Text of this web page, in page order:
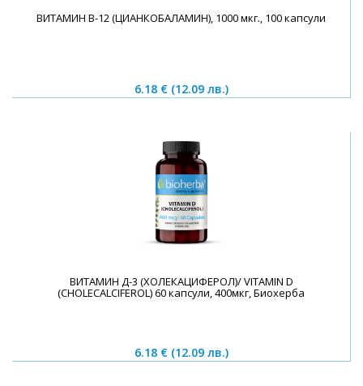
ВИТАМИН B-12 (ЦИАНКОБАЛАМИН), 1000 мкг., 100 капсули
6.18 € (12.09 лв.)
ВИТАМИН Д-3 (ХОЛЕКАЦИФЕРОЛ)/ VITAMIN D
(CHOLECALCIFEROL) 60 капсули, 400мкг, Биохерба
6.18 € (12.09 лв.)